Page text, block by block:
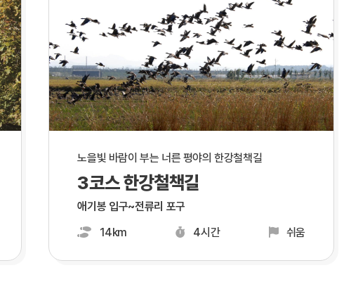
노을빛 바람이 부는 너른 평야의 한강철책길
3코스 한강철책길
애기봉 입구~전류리 포구
14km
4시간 쉬움